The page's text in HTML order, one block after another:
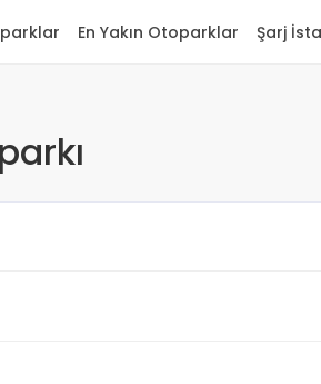
En Yakın Otoparklar Şarj